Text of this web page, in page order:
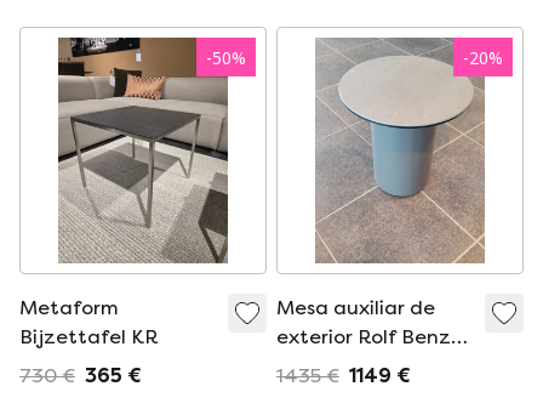
-50%
Metaform
Bijzettafel KR
730 € 365 €
-20%
Mesa auxiliar de
exterior Rolf Benz
Yoko
1435 € 1149 €